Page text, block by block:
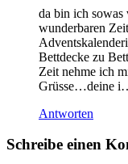
da bin ich
wunderbaren
Bettdecke zu
Zeit nehme ich
Grüsse…deine
Antworten
Schreibe einen